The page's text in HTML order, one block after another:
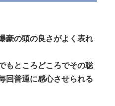
豪の頭の良さがよく表れ
もところどころでその聡
回普通に感心させられる